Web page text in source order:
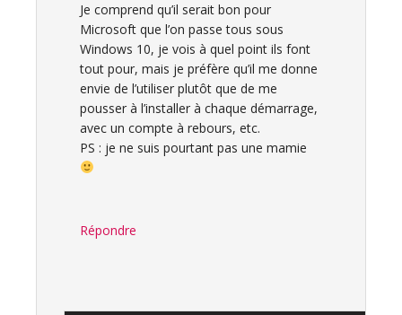
Je comprend qu’il serait bon pour
Microsoft que l’on passe tous sous
Windows 10, je vois à quel point ils font
tout pour, mais je préfère qu’il me donne
envie de l’utiliser plutôt que de me
pousser à l’installer à chaque démarrage,
avec un compte à rebours, etc.
PS : je ne suis pourtant pas une mamie
Répondre